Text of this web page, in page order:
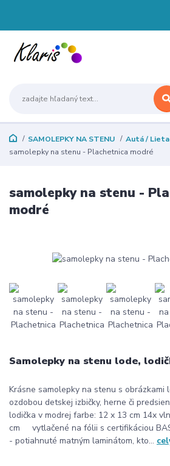
SAMOLEPKY NA STENU
Autá /
samolepky na stenu - Plachetnica modré
samolepky na stenu -
modré
Samolepky na stenu lode,
Krásne samolepky na stenu s obrázkami
ozdobou detskej izbičky, herne či
lodička v modrej farbe: 12 x 13 cm 14x
cm vytlačené na fólii s certifikáciou
- potiahnuté matným laminátom, kto...